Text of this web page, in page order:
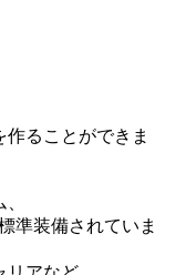
ることができま
準装備されていま